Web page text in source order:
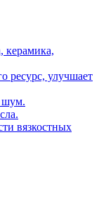
керамика,
ресурс, улучшает
шум.
вязкостных